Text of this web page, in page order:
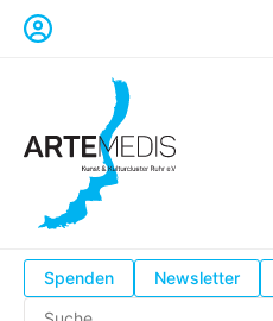
Spenden Newsletter